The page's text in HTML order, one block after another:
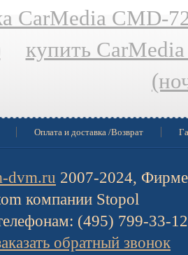
CarMedia CMD-
купить
Оплата и доставка /Возврат
dvm.ru 2007-2024,
компании Stopol
(495) 799-33-
обратный звонок